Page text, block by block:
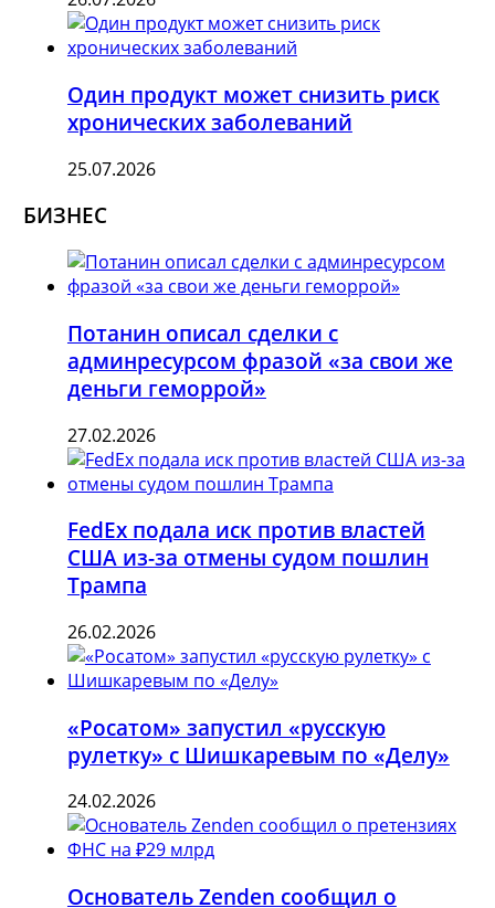
Один продукт может снизить риск
хронических заболеваний
25.07.2026
БИЗНЕС
Потанин описал сделки с
админресурсом фразой «за свои же
деньги геморрой»
27.02.2026
FedEx подала иск против властей
США из-за отмены судом пошлин
Трампа
26.02.2026
«Росатом» запустил «русскую
рулетку» с Шишкаревым по «Делу»
24.02.2026
Основатель Zenden сообщил о